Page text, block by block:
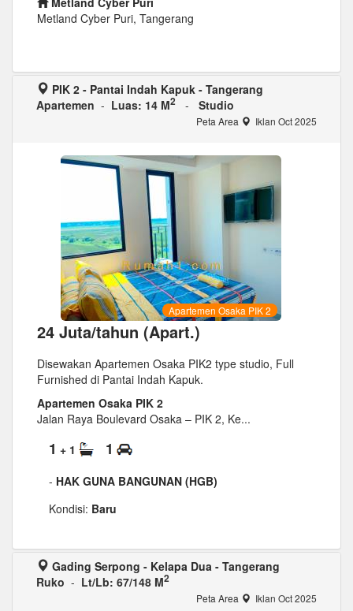
Metland Cyber Puri, Tangerang
PIK 2 - Pantai Indah Kapuk - Tangerang
Apartemen - Luas: 14 M2 - Studio
Peta Area Iklan Oct 2025
Apartemen Osaka PIK 2
24 Juta/tahun (Apart.)
Disewakan Apartemen Osaka PIK2 type studio, Full
Furnished di Pantai Indah Kapuk.
Apartemen Osaka PIK 2
Jalan Raya Boulevard Osaka – PIK 2, Ke...
1 + 1 1
- HAK GUNA BANGUNAN (HGB)
Kondisi: Baru
Gading Serpong - Kelapa Dua - Tangerang
Ruko - Lt/Lb: 67/148 M2
Peta Area Iklan Oct 2025